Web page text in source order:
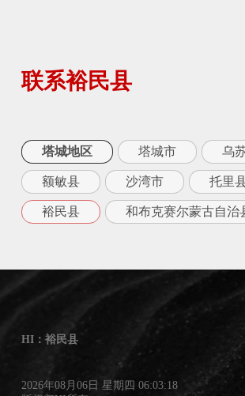
联系裕民县
塔城地区 塔城市 乌
额敏县 沙湾市 托里
裕民县 和布克赛尔蒙古自治
HI：裕民县
2026年08月06日 星期四 06:03:19